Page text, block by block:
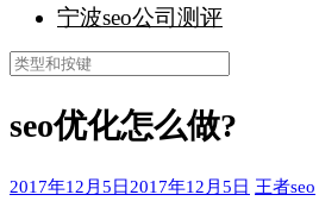
宁波seo公司测评
搜
seo优化怎么做?
2017年12月5日2017年12月5日 王者seo